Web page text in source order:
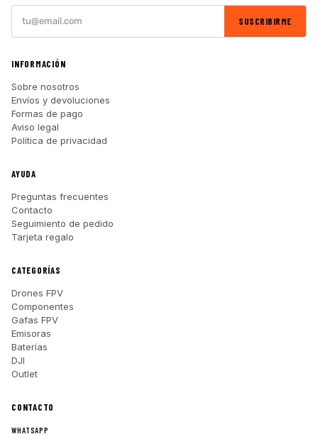
SUSCRIBIRME
INFORMACIÓN
Sobre nosotros
Envíos y devoluciones
Formas de pago
Aviso legal
Política de privacidad
AYUDA
Preguntas frecuentes
Contacto
Seguimiento de pedido
Tarjeta regalo
CATEGORÍAS
Drones FPV
Componentes
Gafas FPV
Emisoras
Baterías
DJI
Outlet
CONTACTO
WHATSAPP